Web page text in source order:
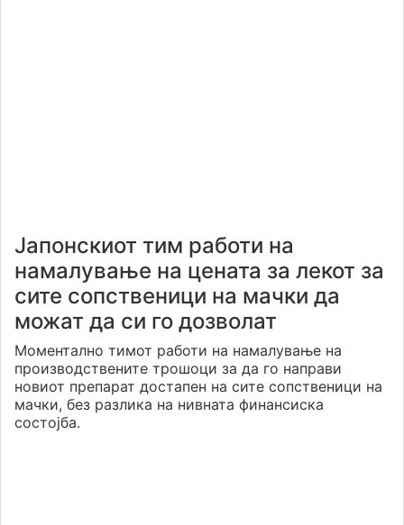
Јапонскиот тим работи на
намалување на цената за лекот за
сите сопственици на мачки да
можат да си го дозволат
Моментално тимот работи на намалување на
производствените трошоци за да го направи
новиот препарат достапен на сите сопственици на
мачки, без разлика на нивната финансиска
состојба.